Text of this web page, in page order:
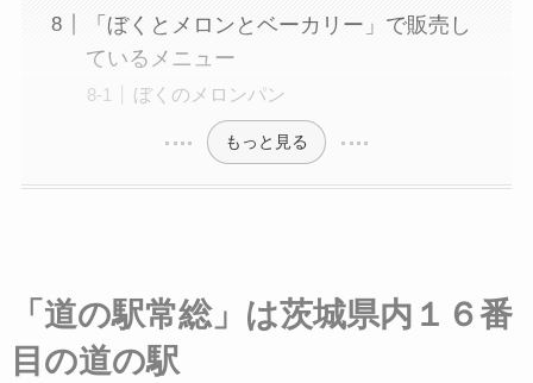
「ぼくとメロンとベーカリー」で販売し
ているメニュー
ぼくのメロンパン
もっと見る
「道の駅常総」は茨城県内１６番
目の道の駅